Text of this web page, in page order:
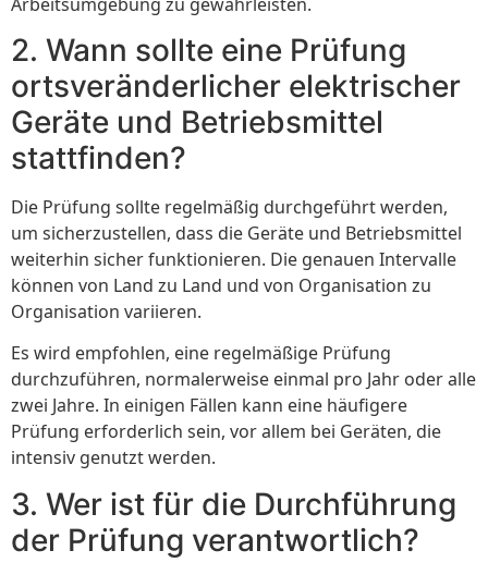
2. Wann sollte eine Prüfung
ortsveränderlicher elektrischer
Geräte und Betriebsmittel
stattfinden?
Die Prüfung sollte regelmäßig durchgeführt werden,
um sicherzustellen, dass die Geräte und Betriebsmittel
weiterhin sicher funktionieren. Die genauen Intervalle
können von Land zu Land und von Organisation zu
Organisation variieren.
Es wird empfohlen, eine regelmäßige Prüfung
durchzuführen, normalerweise einmal pro Jahr oder alle
zwei Jahre. In einigen Fällen kann eine häufigere
Prüfung erforderlich sein, vor allem bei Geräten, die
intensiv genutzt werden.
3. Wer ist für die Durchführung
der Prüfung verantwortlich?